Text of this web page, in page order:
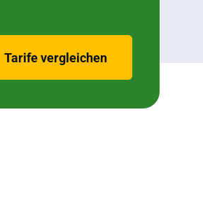
Tarife vergleichen